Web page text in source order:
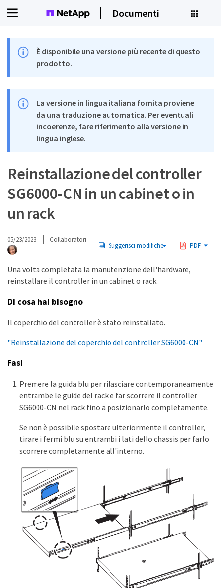
Documenti
È disponibile una versione più recente di questo
prodotto.
La versione in lingua italiana fornita proviene
da una traduzione automatica. Per eventuali
incoerenze, fare riferimento alla versione in
lingua inglese.
Reinstallazione del controller
SG6000-CN in un cabinet o in
un rack
05/23/2023 Collaboratori
Suggerisci modifiche PDF
Una volta completata la manutenzione dell'hardware,
reinstallare il controller in un cabinet o rack.
Di cosa hai bisogno
Il coperchio del controller è stato reinstallato.
"Reinstallazione del coperchio del controller SG6000-CN"
Fasi
Premere la guida blu per rilasciare contemporaneamente
entrambe le guide del rack e far scorrere il controller
SG6000-CN nel rack fino a posizionarlo completamente.
Se non è possibile spostare ulteriormente il controller,
tirare i fermi blu su entrambi i lati dello chassis per farlo
scorrere completamente all'interno.